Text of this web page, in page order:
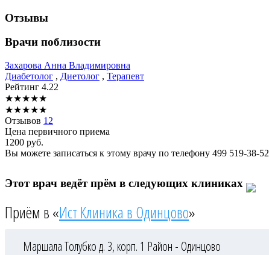
Отзывы
Врачи поблизости
Захарова Анна Владимировна
Диабетолог , Диетолог , Терапевт
Рейтинг 4.22
★★★★★
★★★★★
Отзывов 12
Цена первичного приема
1200 руб.
Вы можете записаться к этому врачу по телефону 499 519-38-52
Этот врач ведёт прём в следующих клиниках
Приём в «Ист Клиника в Одинцово»
Маршала Толубко д. 3, корп. 1 Район - Одинцово